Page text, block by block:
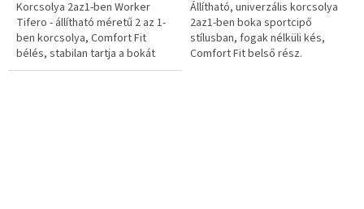
Korcsolya 2az1-ben Worker
Tifero - állítható méretű 2 az 1-
ben korcsolya, Comfort Fit
bélés, stabilan tartja a bokát
Állítható, univerzális korcsolya
2az1-ben boka sportcipő
stílusban, fogak nélküli kés,
Comfort Fit belső rész.